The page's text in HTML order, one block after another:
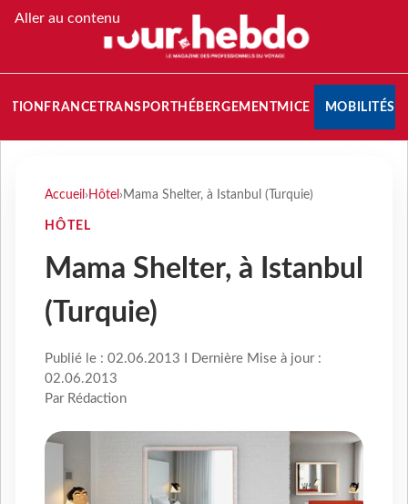
Aller au contenu
FRANCETRANSPORT HÉBERGEMENTMICE MOBILITÉS
Accueil › Hôtel › Mama Shelter, à Istanbul (Turquie)
HÔTEL
Mama Shelter, à Istanbul
(Turquie)
Publié le : 02.06.2013 I Dernière Mise à jour :
02.06.2013
Par Rédaction